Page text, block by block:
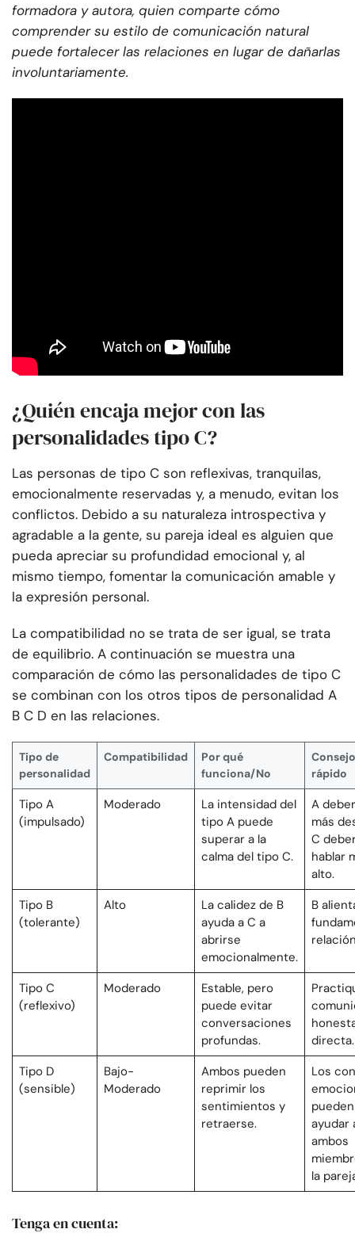
formadora y autora, quien comparte cómo
comprender su estilo de comunicación natural
puede fortalecer las relaciones en lugar de dañarlas
involuntariamente.
¿Quién encaja mejor con las
personalidades tipo C?
Las personas de tipo C son reflexivas, tranquilas,
emocionalmente reservadas y, a menudo, evitan los
conflictos. Debido a su naturaleza introspectiva y
agradable a la gente, su pareja ideal es alguien que
pueda apreciar su profundidad emocional y, al
mismo tiempo, fomentar la comunicación amable y
la expresión personal.
La compatibilidad no se trata de ser igual, se trata
de equilibrio. A continuación se muestra una
comparación de cómo las personalidades de tipo C
se combinan con los otros tipos de personalidad A
B C D en las relaciones.
Tipo de
personalidad
Compatibilidad
Por qué
funciona/No
Consejo
rápido
Tipo A
(impulsado)
Moderado
La intensidad del
tipo A puede
superar a la
calma del tipo C.
A
más
C
hablar
alto.
Tipo B
(tolerante)
Alto
La calidez de B
ayuda a C a
abrirse
emocionalmente.
B
Tipo C
(reflexivo)
Moderado
Estable, pero
puede evitar
conversaciones
profundas.
directa.
Tipo D
(sensible)
Bajo-
Moderado
Ambos pueden
reprimir los
sentimientos y
retraerse.
Los
pueden
ayudar
ambos
la
Tenga en cuenta: